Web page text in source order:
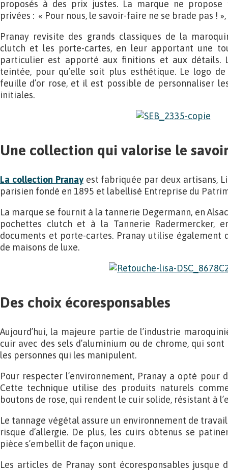
proposés à des prix justes. La marque ne
privées : « Pour nous, le savoir-faire ne se brade pas !
Pranay revisite des grands classiques de la
clutch et les porte-cartes, en leur apportant une
particulier est apporté aux finitions et aux détails.
teintée, pour qu’elle soit plus esthétique. Le logo
feuille d’or rose, et il est possible de personnaliser
initiales.
Une collection qui valorise le
La collection Pranayest fabriquée par deux artisans,
parisien fondé en 1895 et labellisé Entreprise du
La marque se fournit à la tannerie Degermann, en
pochettes clutch et à la Tannerie Radermercker,
documents et porte-cartes. Pranay utilise également
de maisons de luxe.
Des choix écoresponsables
Aujourd’hui, la majeure partie de l’industrie
cuir avec des sels d’aluminium ou de chrome, qui
les personnes qui les manipulent.
Pour respecter l’environnement, Pranay a opté pour
Cette technique utilise des produits naturels
boutons de rose, qui rendent le cuir solide, résistant à
Le tannage végétal assure un environnement de
risque d’allergie. De plus, les cuirs obtenus se
pièce s’embellit de façon unique.
Les articles de Pranay sont écoresponsables jusque